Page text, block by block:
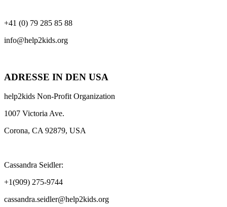
+41 (0) 79 285 85 88
info@help2kids.org
ADRESSE IN DEN USA
help2kids Non-Profit Organization
1007 Victoria Ave.
Corona, CA 92879, USA
Cassandra Seidler:
+1(909) 275-9744
cassandra.seidler@help2kids.org